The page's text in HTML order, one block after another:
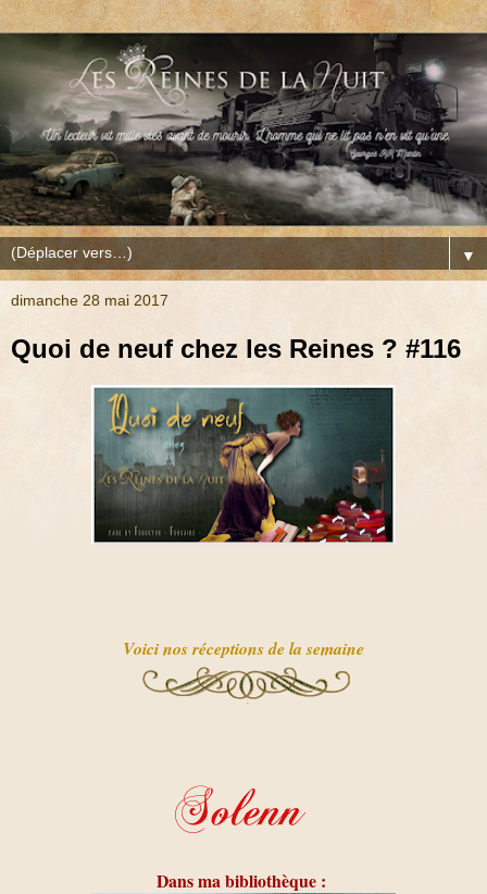
▼
dimanche 28 mai 2017
Quoi de neuf chez les Reines ? #116
Voici nos réceptions de la semaine
Dans ma bibliothèque :